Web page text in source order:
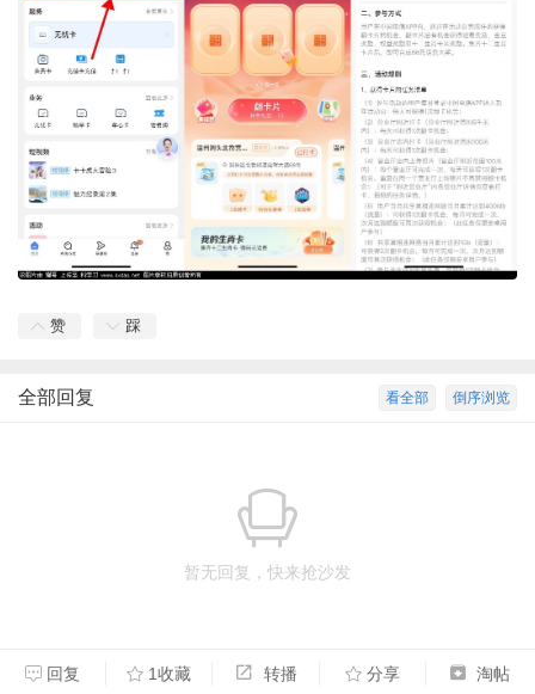
赞 踩
倒序浏览
看全部
全部回复
暂无回复，快来抢沙发
回复 1收藏 转播 分享 淘帖